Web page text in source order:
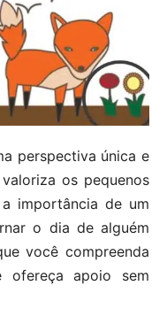
perspectiva única e
os pequenos
importância de um
o dia de alguém
você compreenda
ofereça apoio sem